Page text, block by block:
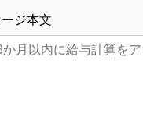
ージ本文